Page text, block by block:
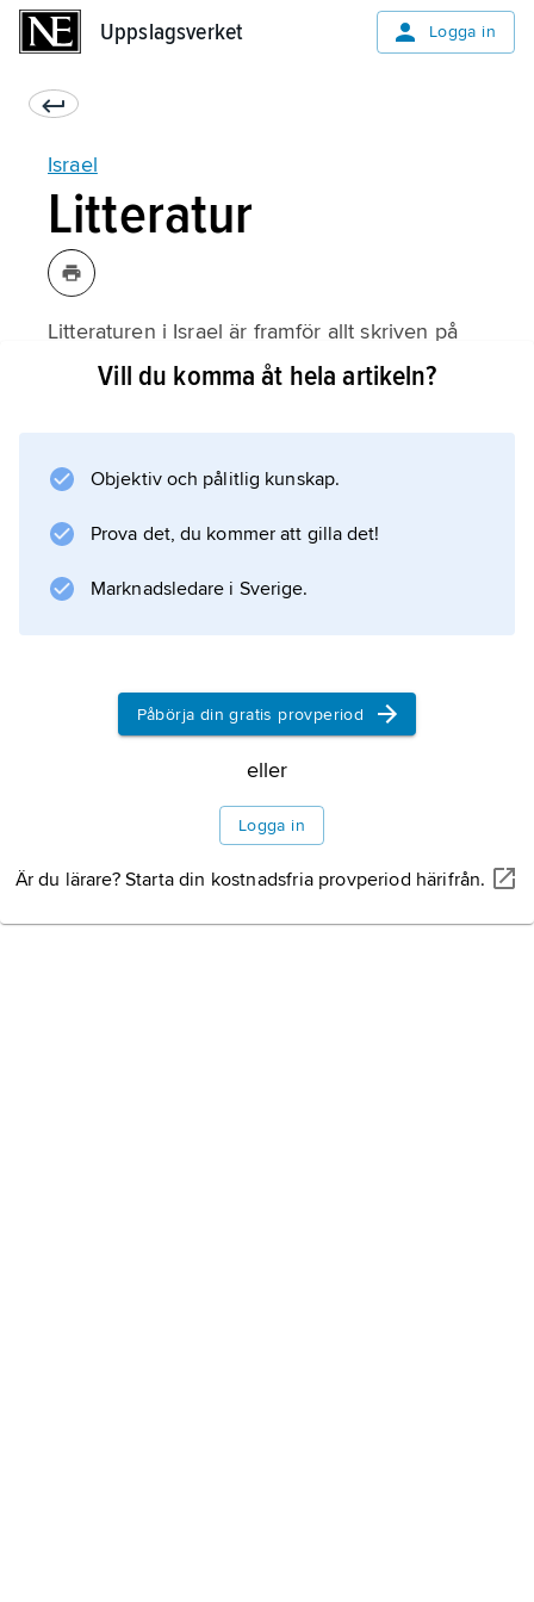
Uppslagsverket Logga in
Israel
Litteratur
Litteraturen i Israel är framför allt skriven på
hebreiska eller på
Palestina (Litteratur)
. Jämför även
.
Information om artikeln
Vill du komma åt hela artikeln?
Objektiv och pålitlig kunskap.
Prova det, du kommer att gilla det!
Marknadsledare i Sverige.
Påbörja din gratis provperiod
eller
Logga in
Är du lärare? Starta din kostnadsfria provperiod härifrån.